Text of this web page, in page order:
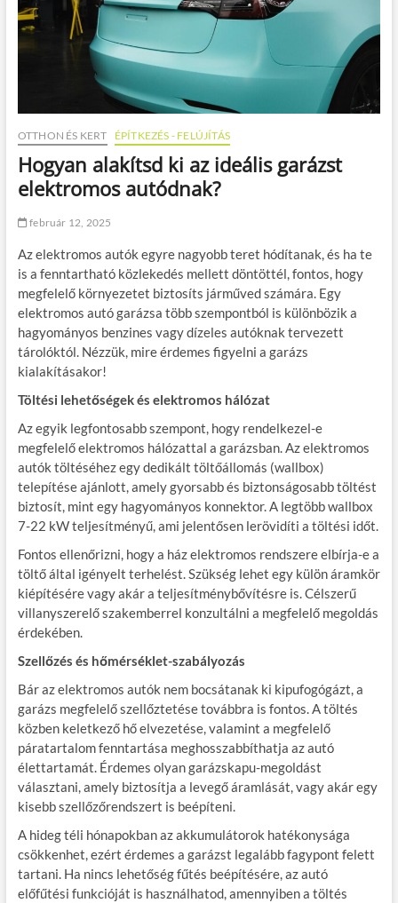
OTTHON ÉS KERT ÉPÍTKEZÉS - FELÚJÍTÁS
Hogyan alakítsd ki az ideális garázst
elektromos autódnak?
február 12, 2025
Az elektromos autók egyre nagyobb teret hódítanak, és ha te
is a fenntartható közlekedés mellett döntöttél, fontos, hogy
megfelelő környezetet biztosíts járműved számára. Egy
elektromos autó garázsa több szempontból is különbözik a
hagyományos benzines vagy dízeles autóknak tervezett
tárolóktól. Nézzük, mire érdemes figyelni a garázs
kialakításakor!
Töltési lehetőségek és elektromos hálózat
Az egyik legfontosabb szempont, hogy rendelkezel-e
megfelelő elektromos hálózattal a garázsban. Az elektromos
autók töltéséhez egy dedikált töltőállomás (wallbox)
telepítése ajánlott, amely gyorsabb és biztonságosabb töltést
biztosít, mint egy hagyományos konnektor. A legtöbb wallbox
7-22 kW teljesítményű, ami jelentősen lerövidíti a töltési időt.
Fontos ellenőrizni, hogy a ház elektromos rendszere elbírja-e a
töltő által igényelt terhelést. Szükség lehet egy külön áramkör
kiépítésére vagy akár a teljesítménybővítésre is. Célszerű
villanyszerelő szakemberrel konzultálni a megfelelő megoldás
érdekében.
Szellőzés és hőmérséklet-szabályozás
Bár az elektromos autók nem bocsátanak ki kipufogógázt, a
garázs megfelelő szellőztetése továbbra is fontos. A töltés
közben keletkező hő elvezetése, valamint a megfelelő
páratartalom fenntartása meghosszabbíthatja az autó
élettartamát. Érdemes olyan garázskapu-megoldást
választani, amely biztosítja a levegő áramlását, vagy akár egy
kisebb szellőzőrendszert is beépíteni.
A hideg téli hónapokban az akkumulátorok hatékonysága
csökkenhet, ezért érdemes a garázst legalább fagypont felett
tartani. Ha nincs lehetőség fűtés beépítésére, az autó
előfűtési funkcióját is használhatod, amennyiben a töltés